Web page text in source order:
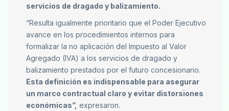
servicios de dragado y balizamiento.
“Resulta igualmente prioritario que el Poder Ejecutivo
avance en los procedimientos internos para
formalizar la no aplicación del Impuesto al Valor
Agregado (IVA) a los servicios de dragado y
balizamiento prestados por el futuro concesionario.
Esta definición es indispensable para asegurar
un marco contractual claro y evitar distorsiones
económicas”, expresaron.